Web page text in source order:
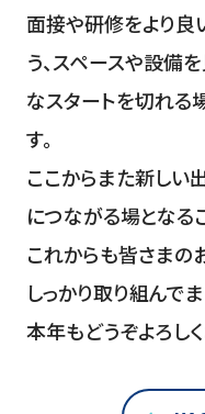
面接や研修をより
う、スペースや設備
なスタートを切れる
す。
ここからまた新しい
につながる場となる
これからも皆さまの
しっかり取り組んで
本年もどうぞよろし